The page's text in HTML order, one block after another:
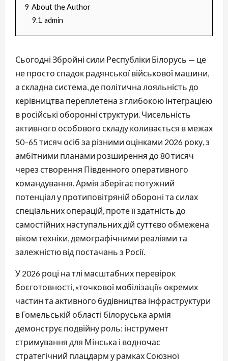
9 About the Author
9.1 admin
Сьогодні Збройні сили Республіки Білорусь — це
не просто спадок радянської військової машини,
а складна система, де політична лояльність до
керівництва переплетена з глибокою інтеграцією
в російські оборонні структури. Чисельність
активного особового складу коливається в межах
50–65 тисяч осіб за різними оцінками 2026 року, з
амбітними планами розширення до 80 тисяч
через створення Південного оперативного
командування. Армія зберігає потужний
потенціал у протиповітряній обороні та силах
спеціальних операцій, проте її здатність до
самостійних наступальних дій суттєво обмежена
віком техніки, демографічними реаліями та
залежністю від постачань з Росії.
У 2026 році на тлі масштабних перевірок
боєготовності, «точкової мобілізації» окремих
частин та активного будівництва інфраструктури
в Гомельській області білоруська армія
демонструє подвійну роль: інструмент
стримування для Мінська і водночас
стратегічний плацдарм у рамках Союзної